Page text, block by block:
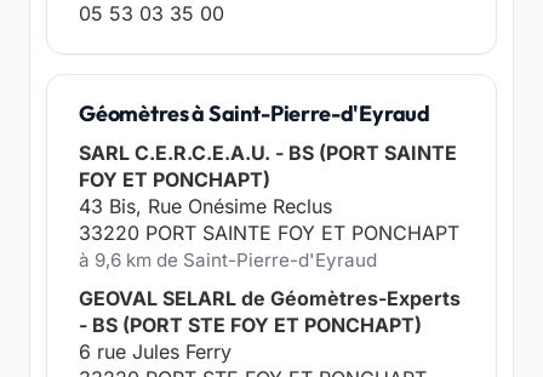
05 53 03 35 00
Géomètres à Saint-Pierre-d'Eyraud
SARL C.E.R.C.E.A.U. - BS (PORT SAINTE
FOY ET PONCHAPT)
43 Bis, Rue Onésime Reclus
33220 PORT SAINTE FOY ET PONCHAPT
à 9,6 km de Saint-Pierre-d'Eyraud
GEOVAL SELARL de Géomètres-Experts
- BS (PORT STE FOY ET PONCHAPT)
6 rue Jules Ferry